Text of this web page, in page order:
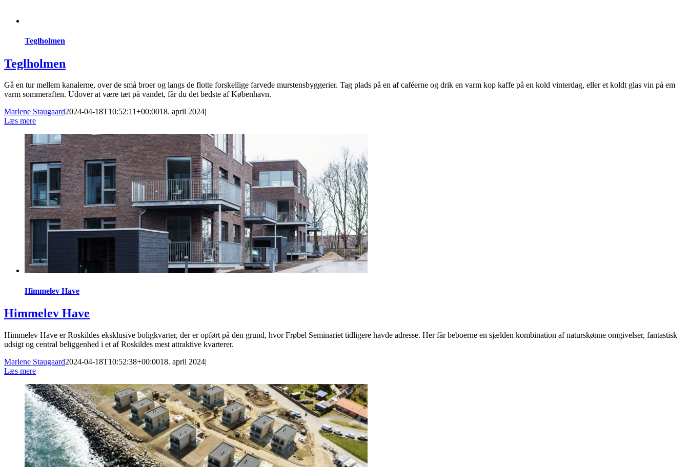
Teglholmen
Teglholmen
Gå en tur mellem kanalerne, over de små broer og langs de flotte forskellige farvede murstensbyggerier. Tag plads på en af caféerne og drik en varm kop kaffe på en kold vinterdag, eller et koldt glas vin på em
varm sommeraften. Udover at være tæt på vandet, får du det bedste af København.
Marlene Staugaard2024-04-18T10:52:11+00:0018. april 2024|
Læs mere
Himmelev Have
Himmelev Have
Himmelev Have er Roskildes eksklusive boligkvarter, der er opført på den grund, hvor Frøbel Seminariet tidligere havde adresse. Her får beboerne en sjælden kombination af naturskønne omgivelser, fantastisk
udsigt og central beliggenhed i et af Roskildes mest attraktive kvarterer.
Marlene Staugaard2024-04-18T10:52:38+00:0018. april 2024|
Læs mere